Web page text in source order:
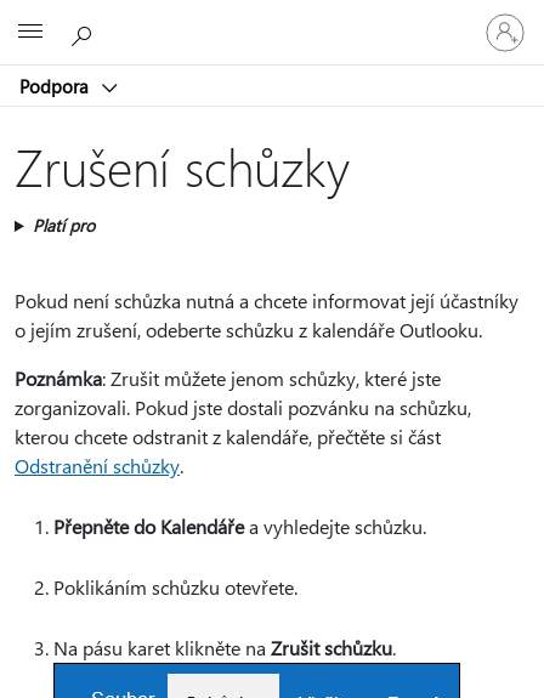
Podpora
Přihlaste
se
ke
účtu
Zrušení schůzky
Platí pro
Pokud není schůzka nutná a chcete informovat její účastníky
o jejím zrušení, odeberte schůzku z kalendáře Outlooku.
Poznámka: Zrušit můžete jenom schůzky, které jste
zorganizovali. Pokud jste dostali pozvánku na schůzku,
kterou chcete odstranit z kalendáře, přečtěte si část
Odstranění schůzky.
Přepněte do Kalendářea vyhledejte schůzku.
Poklikáním schůzku otevřete.
Na pásu karet klikněte na Zrušit schůzku.